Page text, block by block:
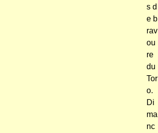
s d
e b
rav
ou
re
du
Tor
o.
Di
ma
nc